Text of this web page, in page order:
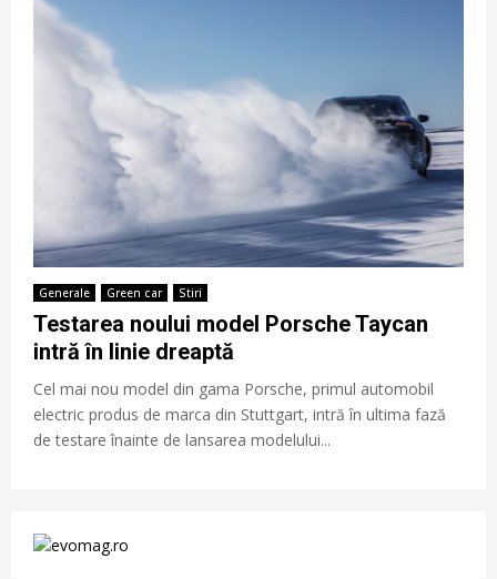
Generale Green car Stiri
Testarea noului model Porsche Taycan
intră în linie dreaptă
Cel mai nou model din gama Porsche, primul automobil
electric produs de marca din Stuttgart, intră în ultima fază
de testare înainte de lansarea modelului...